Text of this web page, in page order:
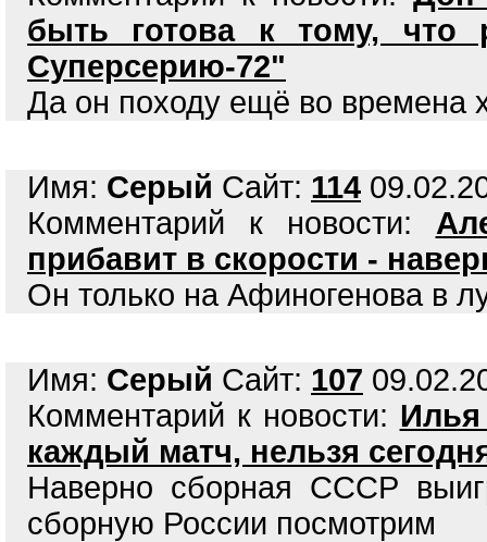
быть готова к тому, что
Суперсерию-72"
Да он походу ещё во времена
Имя: Серый Сайт: 114
Комментарий к новости:
прибавит в скорости -
Он только на Афиногенова в
Имя: Серый Сайт: 107
Комментарий к новости: Илья
каждый матч, нельзя
Наверно сборная СССР
сборную России посмотрим